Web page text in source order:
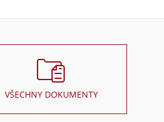
VŠECHNY DOKUMENTY